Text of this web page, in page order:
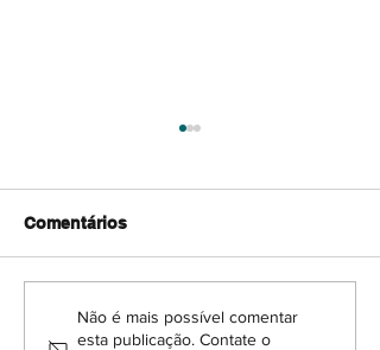
💬 À Conversa com um
Ecólogo: Joana Jesus
Comentários
Não é mais possível comentar
esta publicação. Contate o